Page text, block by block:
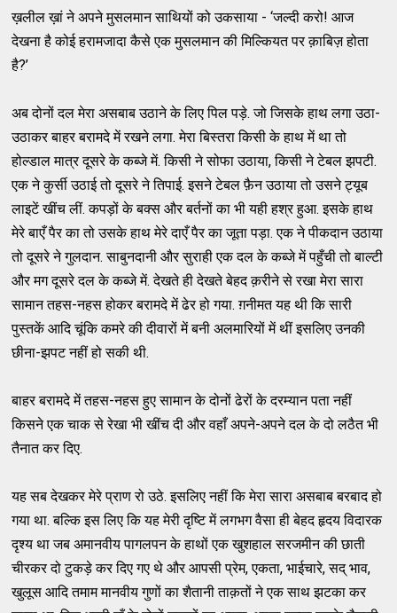
ख़लील ख़ां ने अपने मुसलमान साथियों को उकसाया - ‘जल्दी करो! आज
देखना है कोई हरामजादा कैसे एक मुसलमान की मिल्कियत पर क़ाबिज़ होता
है?’
अब दोनों दल मेरा असबाब उठाने के लिए पिल पड़े. जो जिसके हाथ लगा उठा-
उठाकर बाहर बरामदे में रखने लगा. मेरा बिस्तरा किसी के हाथ में था तो
होल्डाल मात्र दूसरे के कब्जे में. किसी ने सोफा उठाया, किसी ने टेबल झपटी.
एक ने कुर्सी उठाई तो दूसरे ने तिपाई. इसने टेबल फ़ैन उठाया तो उसने ट्यूब
लाइटें खींच लीं. कपड़ों के बक्स और बर्तनों का भी यही हश्र हुआ. इसके हाथ
मेरे बाएँ पैर का तो उसके हाथ मेरे दाएँ पैर का जूता पड़ा. एक ने पीकदान उठाया
तो दूसरे ने गुलदान. साबुनदानी और सुराही एक दल के कब्जे में पहुँची तो बाल्टी
और मग दूसरे दल के कब्जे में. देखते ही देखते बेहद क़रीने से रखा मेरा सारा
सामान तहस-नहस होकर बरामदे में ढेर हो गया. ग़नीमत यह थी कि सारी
पुस्तकें आदि चूंकि कमरे की दीवारों में बनी अलमारियों में थीं इसलिए उनकी
छीना-झपट नहीं हो सकी थी.
बाहर बरामदे में तहस-नहस हुए सामान के दोनों ढेरों के दरम्यान पता नहीं
किसने एक चाक से रेखा भी खींच दी और वहाँ अपने-अपने दल के दो लठैत भी
तैनात कर दिए.
यह सब देखकर मेरे प्राण रो उठे. इसलिए नहीं कि मेरा सारा असबाब बरबाद हो
गया था. बल्कि इस लिए कि यह मेरी दृष्टि में लगभग वैसा ही बेहद हृदय विदारक
दृश्य था जब अमानवीय पागलपन के हाथों एक खुशहाल सरजमीन की छाती
चीरकर दो टुकड़े कर दिए गए थे और आपसी प्रेम, एकता, भाईचारे, सद् भाव,
खुलूस आदि तमाम मानवीय गुणों का शैतानी ताक़तों ने एक साथ झटका कर